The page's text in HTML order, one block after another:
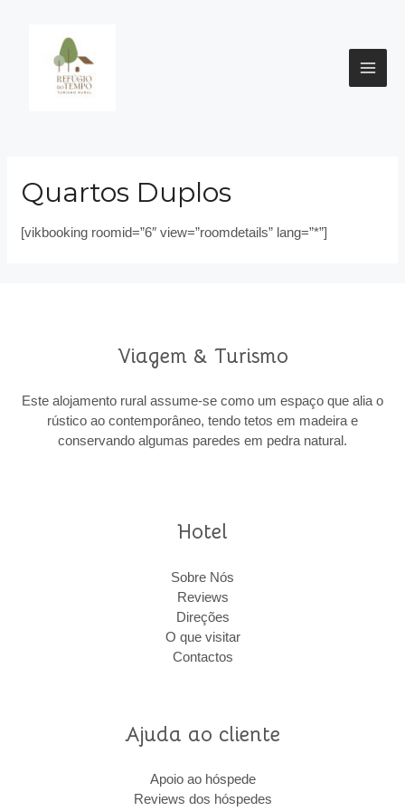
Quartos Duplos
[vikbooking roomid=”6″ view=”roomdetails” lang=”*”]
Viagem & Turismo
Este alojamento rural assume-se como um espaço que alia o
rústico ao contemporâneo, tendo tetos em madeira e
conservando algumas paredes em pedra natural.
Hotel
Sobre Nós
Reviews
Direções
O que visitar
Contactos
Ajuda ao cliente
Apoio ao hóspede
Reviews dos hóspedes